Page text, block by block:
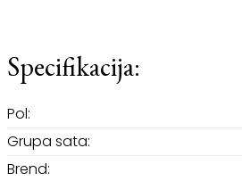
Specifikacija:
Pol:
Grupa sata:
Brend: